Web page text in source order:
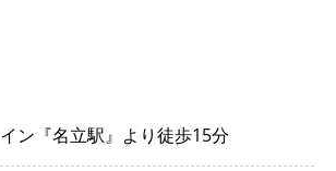
ン『名立駅』より徒歩15分